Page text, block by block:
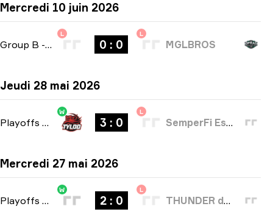
Mercredi 10 juin 2026
Group B - bo3
L
0 : 0
L
MGLBROS
Jeudi 28 mai 2026
Playoffs bo5
W
3 : 0
L
SemperFi Esports
Mercredi 27 mai 2026
Playoffs bo3
W
2 : 0
L
THUNDER dOWNUNDER